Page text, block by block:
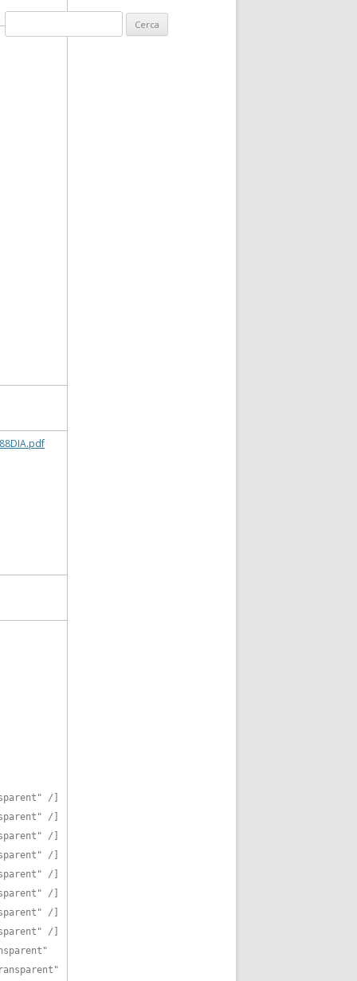
/]
/]
/]
/]
/]
/]
/]
/]
e